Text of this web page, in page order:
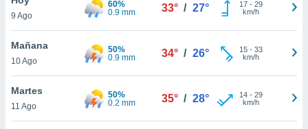
y
en
más
9 Ago
60%
0.9 mm
33° / 27° 17- 29
km/h
Mañana
10 Ago
50%
0.9 mm
34° / 26° 15- 33
km/h
Martes
11 Ago
50%
0.2 mm
35° / 28° 14- 29
km/h